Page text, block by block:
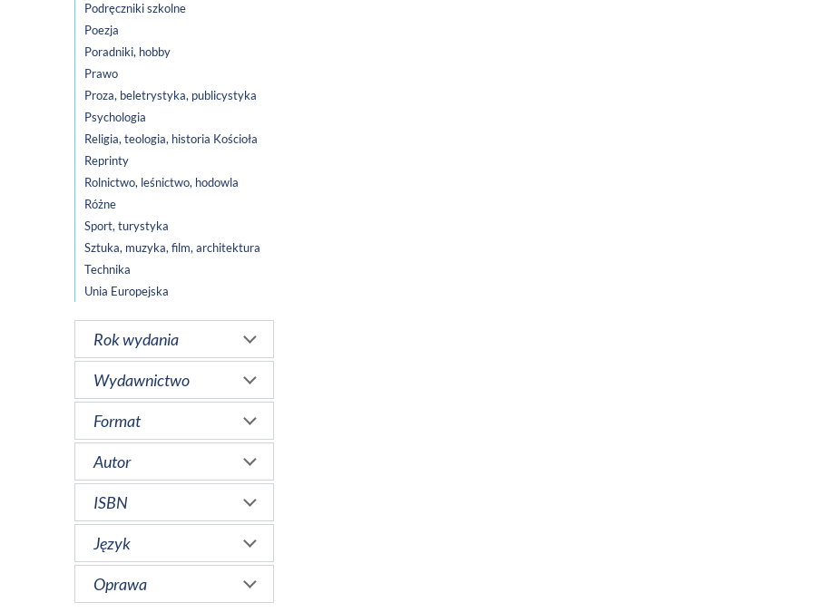
Podręczniki szkolne
Poezja
Poradniki, hobby
Prawo
Proza, beletrystyka, publicystyka
Psychologia
Religia, teologia, historia Kościoła
Reprinty
Rolnictwo, leśnictwo, hodowla
Różne
Sport, turystyka
Sztuka, muzyka, film, architektura
Technika
Unia Europejska
Rok wydania
Wydawnictwo
Format
Autor
ISBN
Język
Oprawa